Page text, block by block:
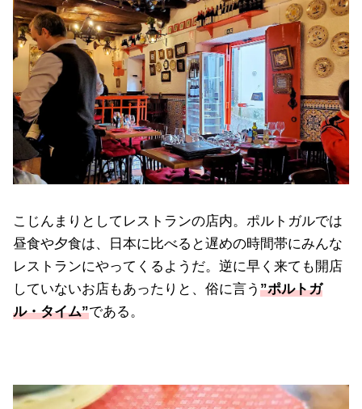
こじんまりとしてレストランの店内。ポルトガルでは
昼食や夕食は、日本に比べると遅めの時間帯にみんな
レストランにやってくるようだ。逆に早く来ても開店
していないお店もあったりと、俗に言う ”ポルトガ
ル・タイム”である。